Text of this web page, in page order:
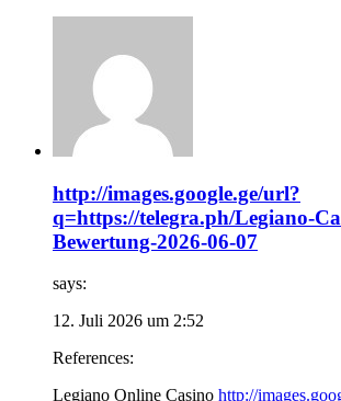
http://images.google.ge/url?
q=https://telegra.ph/Legiano-
Bewertung-2026-06-07
says:
12. Juli 2026 um 2:52
References:
Legiano Online Casino http://